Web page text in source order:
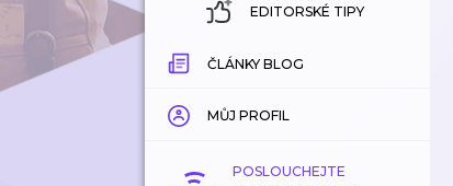
EDITORSKÉ TIPY
ČLÁNKY BLOG
MŮJ PROFIL
POSLOUCHEJTE